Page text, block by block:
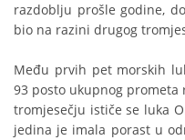
razdoblju prošle godine,
bio na razini drugog
Među prvih pet morskih
93 posto ukupnog
tromjesečju ističe se luka
jedina je imala porast u